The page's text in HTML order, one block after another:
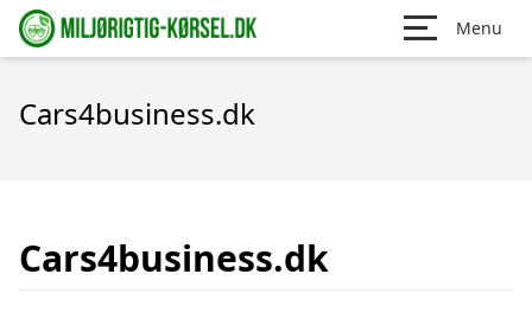
Menu
Cars4business.dk
Cars4business.dk